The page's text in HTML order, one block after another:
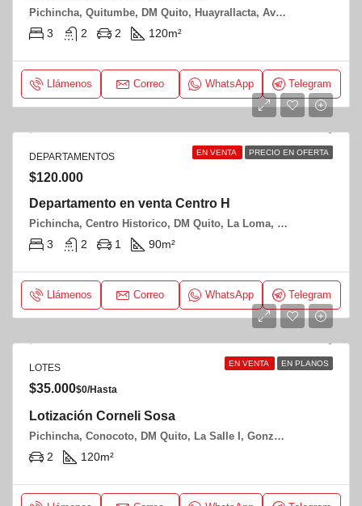
Pichincha, Quitumbe, DM Quito, Huayrallacta, Av Liri Ñan y Amaru Ñan
3 2 2 120m²
Llámenos Correo WhatsApp Telegram
EN VENTA PRECIO EN OFERTA
DEPARTAMENTOS
$120.000
Departamento en venta Centro H
Pichincha, Centro Historico, DM Quito, La Loma, Francia y Antonio Rivera
3 2 1 90m²
Llámenos Correo WhatsApp Telegram
EN VENTA EN PLANOS
LOTES
$35.000$0/Hasta
Lotización Corneli Sosa
Pichincha, Conocoto, DM Quito, La Salle I, Gonzáles Suárez y Rosario de Alcázar
2 120m²